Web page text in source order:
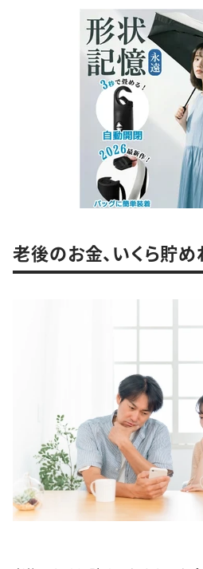
老後のお金、いくら貯